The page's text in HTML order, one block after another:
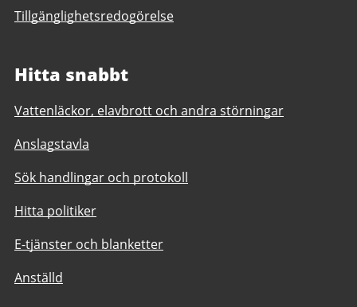
Tillgänglighetsredogörelse
Hitta snabbt
Vattenläckor, elavbrott och andra störningar
Anslagstavla
Sök handlingar och protokoll
Hitta politiker
E-tjänster och blanketter
Anställd